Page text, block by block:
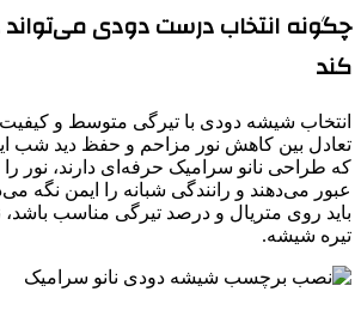
چگونه انتخاب درست دودی
کند
انتخاب شیشه دودی با تیرگی متوسط و کیفیت
تعادل بین کاهش نور مزاحم و حفظ دید شب
که طراحی نانو سرامیک حرفه‌ای دارند، نور را
عبور می‌دهند و رانندگی شبانه را ایمن نگه
باید روی متریال و درصد تیرگی مناسب
تیره شیشه.